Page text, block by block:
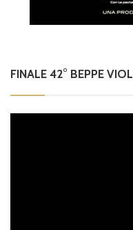
FINALE 42° BEPPE